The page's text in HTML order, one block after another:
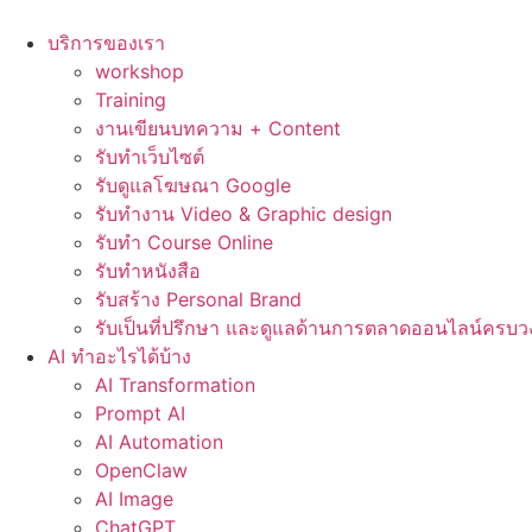
บริการของเรา
workshop
Training
งานเขียนบทความ + Content
รับทำเว็บไซต์
รับดูแลโฆษณา Google
รับทำงาน Video & Graphic design
รับทำ Course Online
รับทำหนังสือ
รับสร้าง Personal Brand
รับเป็นที่ปรึกษา และดูแลด้านการตลาดออนไลน์ครบว
AI ทำอะไรได้บ้าง
AI Transformation
Prompt AI
AI Automation
OpenClaw
AI Image
ChatGPT